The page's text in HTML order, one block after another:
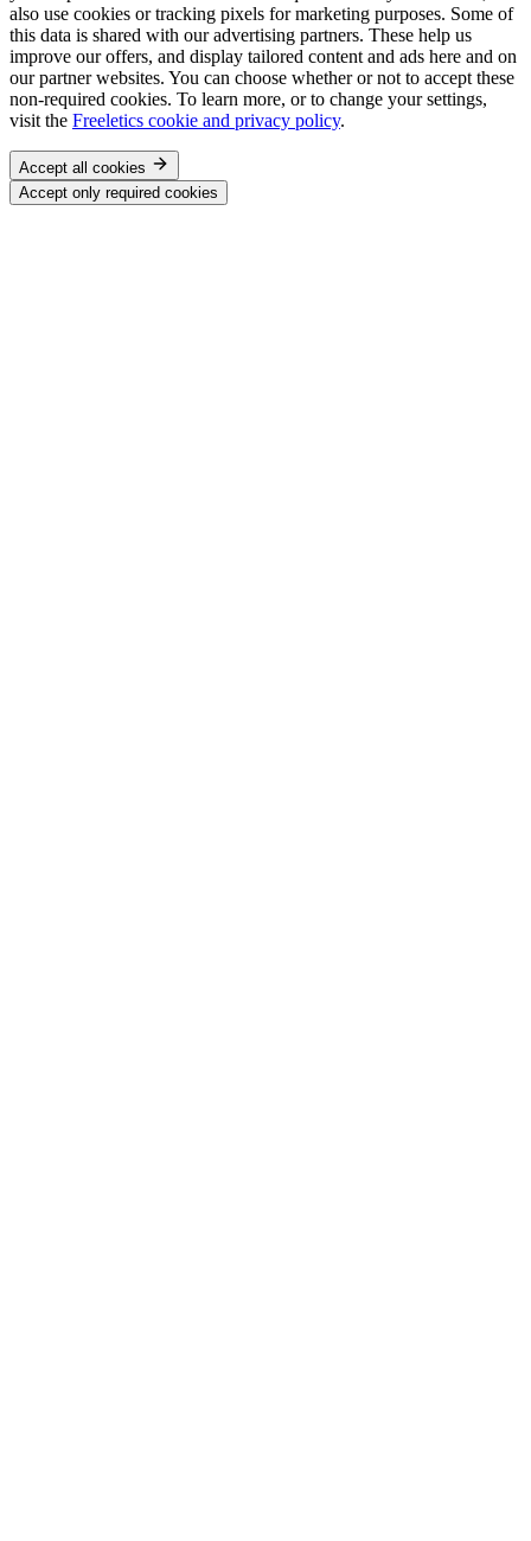
also use cookies or tracking pixels for marketing purposes. Some of
this data is shared with our advertising partners. These help us
improve our offers, and display tailored content and ads here and on
our partner websites. You can choose whether or not to accept these
non-required cookies. To learn more, or to change your settings,
visit the Freeletics cookie and privacy policy.
Accept all cookies
Accept only required cookies